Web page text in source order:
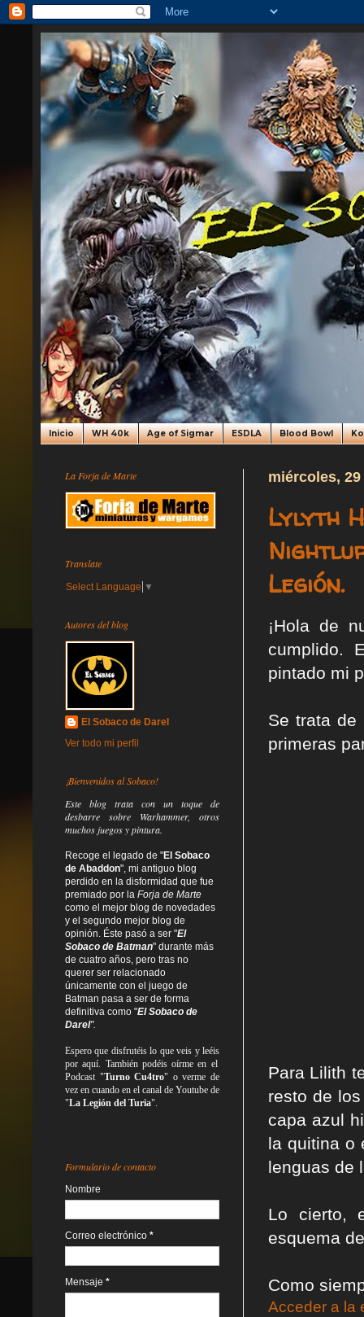
Inicio WH 40k Age of Sigmar ESDLA Blood Bowl
miércoles,
Lylyth
Legión.
¡Hola de
cumplido.
pintado mi
Se trata de
primeras
Para Lilith
resto de
capa azul
la quitina o
lenguas de
Lo cierto,
esquema
Como
Acceder a la
La Forja de Marte
Translate
Select Language ▼
Autores del blog
El Sobaco de Darel
Ver todo mi perfil
¡Bienvenidos al Sobaco!
Este blog trata con un toque de
desbarre sobre Warhammer, otros
muchos juegos y pintura.
Recoge el legado de "El Sobaco
de Abaddon", mi antiguo blog
perdido en la disformidad que fue
premiado por la Forja de Marte
como el mejor blog de novedades
y el segundo mejor blog de
opinión. Éste pasó a ser "El
Sobaco de Batman" durante más
de cuatro años, pero tras no
querer ser relacionado
únicamente con el juego de
Batman pasa a ser de forma
definitiva como "El Sobaco de
Darel".
Espero que disfrutéis lo queveis yleéis
por aquí. También podéis oírme en el
Podcast "Turno Cu4tro" o verme de
vez en cuando en el canal de Youtube de
"La Legión del Turia".
Formulario de contacto
Nombre
Correo electrónico *
Mensaje *